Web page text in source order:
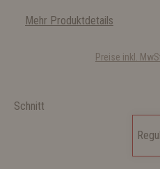
Mehr Produktdetails
Preise inkl.
Schnitt